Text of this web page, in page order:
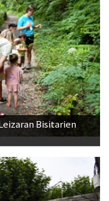
Bisitarien